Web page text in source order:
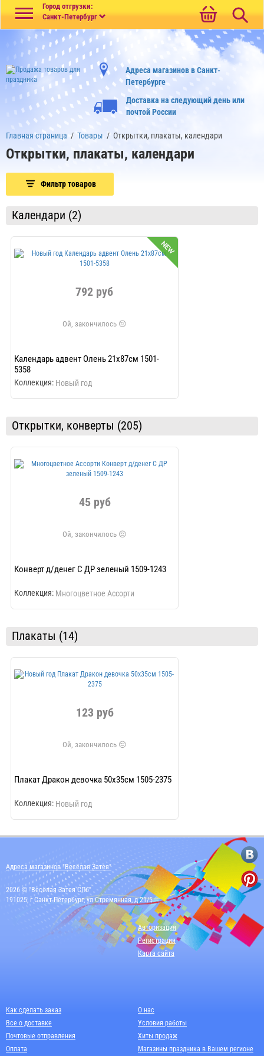
Город отгрузки:
Санкт-Петербург
Адреса магазинов в Санкт-
Петербурге
Доставка на следующий день или
почтой России
Главная страница / Товары / Открытки, плакаты, календари
Открытки, плакаты, календари
Фильтр товаров
Календари (2)
792 руб
Календарь адвент Олень 21х87см 1501-
5358
Коллекция: Новый год
Открытки, конверты (205)
45 руб
Конверт д/денег С ДР зеленый 1509-1243
Коллекция: Многоцветное Ассорти
Плакаты (14)
123 руб
Плакат Дракон девочка 50х35см 1505-2375
Коллекция: Новый год
Адреса магазинов "Весёлая Затея"
2026 © "Весёлая Затея СПб"
191025, г Санкт-Петербург, ул Стремянная, д 21/5
Авторизация
Регистрация
Карта сайта
Как сделать заказ
Все о доставке
Почтовые отправления
Оплата
О нас
Условия работы
Хиты продаж
Магазины праздника в Вашем регионе